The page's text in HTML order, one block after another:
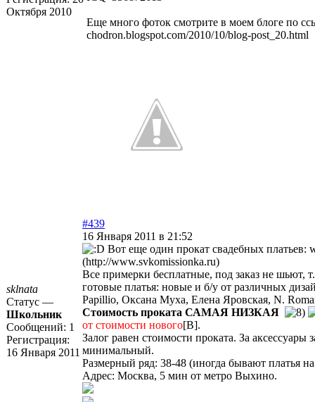
Октября 2010
Еще много фоток смотрите в моем блоге по
chodron.blogspot.com/2010/10/blog-post_20.html
sklnata
Статус —
Школьник
Сообщений: 1
Регистрация:
16 Января 2011
#439
16 Января 2011 в 21:52
Вот еще один прокат свадебных платьев:
(http://www.svkomissionka.ru)
Все примерки бесплатные, под заказ не шьют,
готовые платья: новые и б/у от различных
Papillio, Оксана Муха, Елена Яровская, N.
Стоимость проката САМАЯ НИЗКАЯ
от стоимости нового[B].
Залог равен стоимости проката. За аксессуары
минимальный.
Размерный ряд: 38-48 (иногда бывают платья
Адрес: Москва, 5 мин от метро Выхино.